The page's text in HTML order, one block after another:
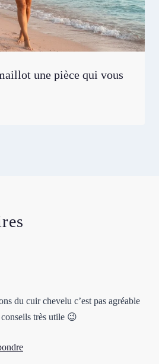
une pièce qui vous
du cuir chevelu c’est pas agréable
très utile 😉